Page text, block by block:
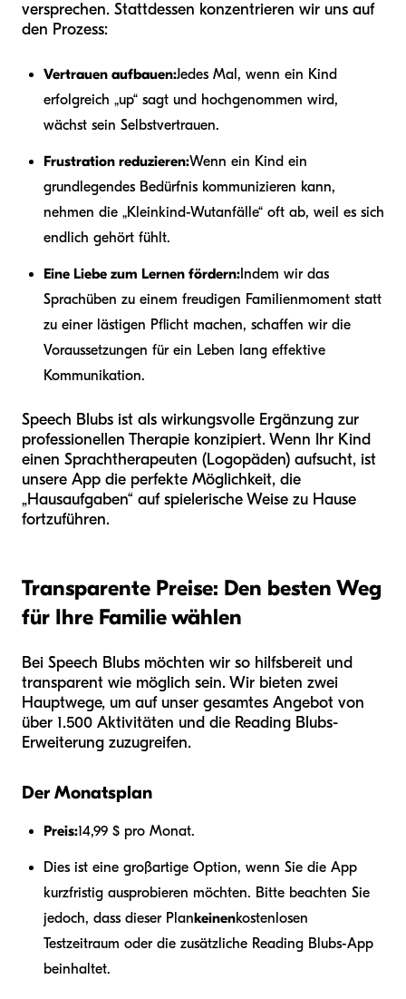
versprechen. Stattdessen konzentrieren wir uns auf
den Prozess:
Vertrauen aufbauen:Jedes Mal, wenn ein Kind
erfolgreich „up“ sagt und hochgenommen wird,
wächst sein Selbstvertrauen.
Frustration reduzieren:Wenn ein Kind ein
grundlegendes Bedürfnis kommunizieren kann,
nehmen die „Kleinkind-Wutanfälle“ oft ab, weil es sich
endlich gehört fühlt.
Eine Liebe zum Lernen fördern: Indem wir das
Sprachüben zu einem freudigen Familienmoment statt
zu einer lästigen Pflicht machen, schaffen wir die
Voraussetzungen für ein Leben lang effektive
Kommunikation.
Speech Blubs ist als wirkungsvolle Ergänzung zur
professionellen Therapie konzipiert. Wenn Ihr Kind
einen Sprachtherapeuten (Logopäden) aufsucht, ist
unsere App die perfekte Möglichkeit, die
„Hausaufgaben“ auf spielerische Weise zu Hause
fortzuführen.
Transparente Preise: Den besten Weg
für Ihre Familie wählen
Bei Speech Blubs möchten wir so hilfsbereit und
transparent wie möglich sein. Wir bieten zwei
Hauptwege, um auf unser gesamtes Angebot von
über 1.500 Aktivitäten und die Reading Blubs-
Erweiterung zuzugreifen.
Der Monatsplan
Preis:14,99 $ pro Monat.
Dies ist eine großartige Option, wenn Sie die App
kurzfristig ausprobieren möchten. Bitte beachten Sie
jedoch, dass dieser Plankeinenkostenlosen
Testzeitraum oder die zusätzliche Reading Blubs-App
beinhaltet.